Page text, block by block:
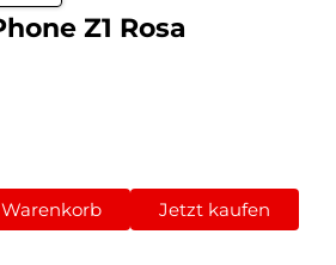
Z1 Rosa
Jetzt kaufen